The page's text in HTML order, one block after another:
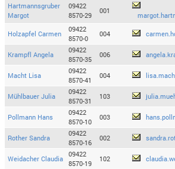
Hartmannsgruber
Margot
09422
8570-29
001
Holzapfel Carmen
09422
8570-0
004
Krampfl Angela
09422
8570-35
006
Macht Lisa
09422
8570-41
004
Mühlbauer Julia
09422
8570-31
103
Pollmann Hans
09422
8570-10
003
Rother Sandra
09422
8570-16
002
Weidacher Claudia
09422
8570-19
102